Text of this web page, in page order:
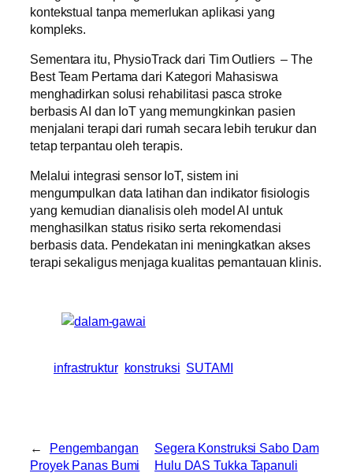
kontekstual tanpa memerlukan aplikasi yang
kompleks.
Sementara itu, PhysioTrack dari Tim Outliers – The
Best Team Pertama dari Kategori Mahasiswa
menghadirkan solusi rehabilitasi pasca stroke
berbasis AI dan IoT yang memungkinkan pasien
menjalani terapi dari rumah secara lebih terukur dan
tetap terpantau oleh terapis.
Melalui integrasi sensor IoT, sistem ini
mengumpulkan data latihan dan indikator fisiologis
yang kemudian dianalisis oleh model AI untuk
menghasilkan status risiko serta rekomendasi
berbasis data. Pendekatan ini meningkatkan akses
terapi sekaligus menjaga kualitas pemantauan klinis.
infrastruktur konstruksi SUTAMI
←
Pengembangan
Proyek Panas Bumi
Segera Konstruksi Sabo Dam
Hulu DAS Tukka Tapanuli